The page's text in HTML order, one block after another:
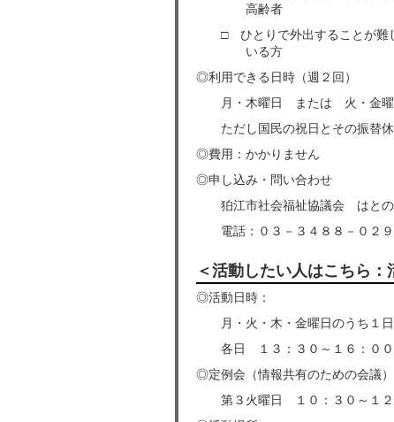
高齢者
□ ひとりで外出することが難し
いる方
◎利用できる日時（週２回）
月・木曜日 または 火・金曜
ただし国民の祝日とその振替休
◎費用：かかりません
◎申し込み・問い合わせ
狛江市社会福祉協議会 はと
電話：０３－３４８８－０２９
＜活動したい人はこちら：
◎活動日時：
月・火・木・金曜日のうち１
各日 １３：３０～１６：００
◎定例会（情報共有のための会議）
第３火曜日 １０：３０～１２